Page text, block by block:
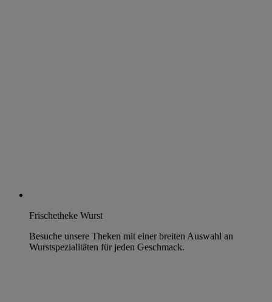
Frischetheke Wurst
Besuche unsere Theken mit einer breiten Auswahl an
Wurstspezialitäten für jeden Geschmack.